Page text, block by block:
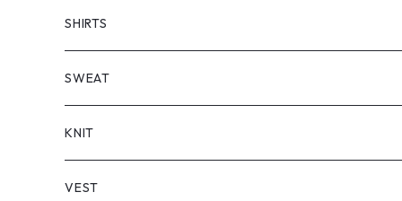
SHORT SLEEVE
LONG SLEEVE
SHIRTS
SHORT SLEEVE
LONG SLEEVE
SWEAT
KNIT
VEST